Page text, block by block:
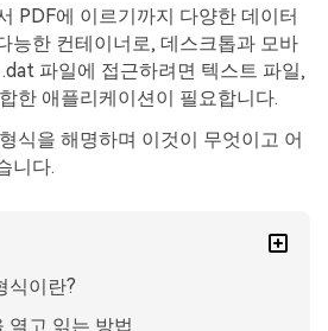
분실된 Outlook 이메일 복구 솔
PDF에 이르기까지 다양한 데이터
능한 컨테이너로, 데스크톱과 모바
파일에 접근하려면 텍스트 파일,
한 애플리케이션이 필요합니다.
식을 해명하며 이것이 무엇이고 어
니다.
식이란?
열고 읽는 방법